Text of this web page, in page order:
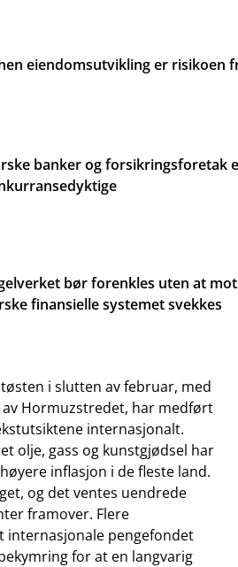
eiendomsutvikling er risikoen
banker og forsikringsforetak
bør forenkles uten at
finansielle systemet svekkes
i slutten av februar, med
Hormuzstredet, har medført
internasjonalt.
olje, gass og kunstgjødsel har
inflasjon i de fleste land.
og det ventes uendrede
framover. Flere
internasjonale pengefondet
for at en langvarig